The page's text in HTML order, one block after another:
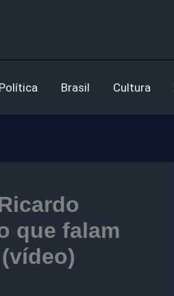
Política Brasil Cultura
que falam